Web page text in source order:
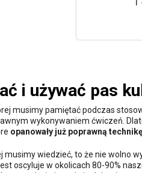
i używać pas
musimy pamiętać podczas
wykonywaniem ćwiczeń.
opanowały już poprawną
musimy wiedzieć, to że nie wolno
oscyluje w okolicach 80-90%